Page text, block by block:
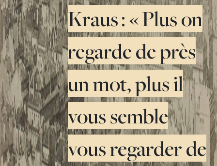
Kraus : « Plus on
regarde de près
un mot, plus il
vous semble
vous regarder de